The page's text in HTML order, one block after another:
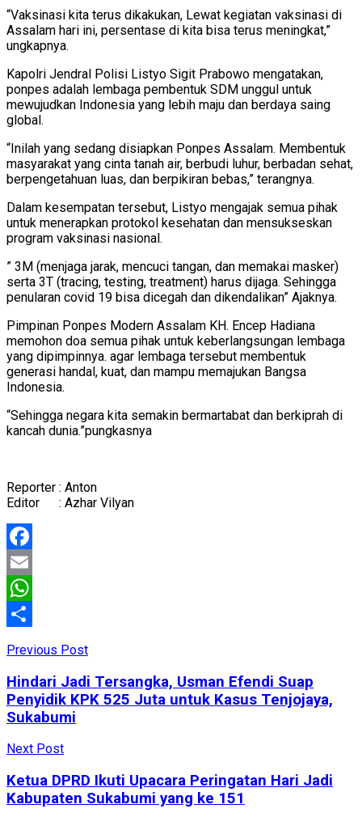
“Vaksinasi kita terus dikakukan, Lewat kegiatan vaksinasi di
Assalam hari ini, persentase di kita bisa terus meningkat,”
ungkapnya.
Kapolri Jendral Polisi Listyo Sigit Prabowo mengatakan,
ponpes adalah lembaga pembentuk SDM unggul untuk
mewujudkan Indonesia yang lebih maju dan berdaya saing
global.
“Inilah yang sedang disiapkan Ponpes Assalam. Membentuk
masyarakat yang cinta tanah air, berbudi luhur, berbadan sehat,
berpengetahuan luas, dan berpikiran bebas,” terangnya.
Dalam kesempatan tersebut, Listyo mengajak semua pihak
untuk menerapkan protokol kesehatan dan mensukseskan
program vaksinasi nasional.
” 3M (menjaga jarak, mencuci tangan, dan memakai masker)
serta 3T (tracing, testing, treatment) harus dijaga. Sehingga
penularan covid 19 bisa dicegah dan dikendalikan” Ajaknya.
Pimpinan Ponpes Modern Assalam KH. Encep Hadiana
memohon doa semua pihak untuk keberlangsungan lembaga
yang dipimpinnya. agar lembaga tersebut membentuk
generasi handal, kuat, dan mampu memajukan Bangsa
Indonesia.
“Sehingga negara kita semakin bermartabat dan berkiprah di
kancah dunia.”pungkasnya
Reporter : Anton
Editor : Azhar Vilyan
Facebook
Email
WhatsApp
Previous Post
Hindari Jadi Tersangka, Usman Efendi Suap
Penyidik KPK 525 Juta untuk Kasus Tenjojaya,
Sukabumi
Next Post
Ketua DPRD Ikuti Upacara Peringatan Hari Jadi
Kabupaten Sukabumi yang ke 151